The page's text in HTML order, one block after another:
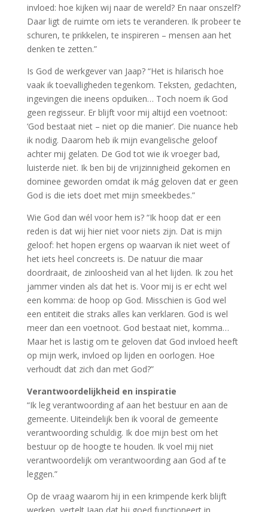
invloed: hoe kijken wij naar de wereld? En naar onszelf?
Daar ligt de ruimte om iets te veranderen. Ik probeer te
schuren, te prikkelen, te inspireren – mensen aan het
denken te zetten.”
Is God de werkgever van Jaap? “Het is hilarisch hoe
vaak ik toevalligheden tegenkom. Teksten, gedachten,
ingevingen die ineens opduiken… Toch noem ik God
geen regisseur. Er blijft voor mij altijd een voetnoot:
‘God bestaat niet – niet op die manier’. Die nuance heb
ik nodig. Daarom heb ik mijn evangelische geloof
achter mij gelaten. De God tot wie ik vroeger bad,
luisterde niet. Ik ben bij de vrijzinnigheid gekomen en
dominee geworden omdat ik mág geloven dat er geen
God is die iets doet met mijn smeekbedes.”
Wie God dan wél voor hem is? “Ik hoop dat er een
reden is dat wij hier niet voor niets zijn. Dat is mijn
geloof: het hopen ergens op waarvan ik niet weet of
het iets heel concreets is. De natuur die maar
doordraait, de zinloosheid van al het lijden. Ik zou het
jammer vinden als dat het is. Voor mij is er echt wel
een komma: de hoop op God. Misschien is God wel
een entiteit die straks alles kan verklaren. God is wel
meer dan een voetnoot. God bestaat niet, komma…
Maar het is lastig om te geloven dat God invloed heeft
op mijn werk, invloed op lijden en oorlogen. Hoe
verhoudt dat zich dan met God?”
Verantwoordelijkheid en inspiratie
“Ik leg verantwoording af aan het bestuur en aan de
gemeente. Uiteindelijk ben ik vooral de gemeente
verantwoording schuldig. Ik doe mijn best om het
bestuur op de hoogte te houden. Ik voel mij niet
verantwoordelijk om verantwoording aan God af te
leggen.”
Op de vraag waarom hij in een krimpende kerk blijft
werken, vertelt Jaap dat hij goed functioneert in